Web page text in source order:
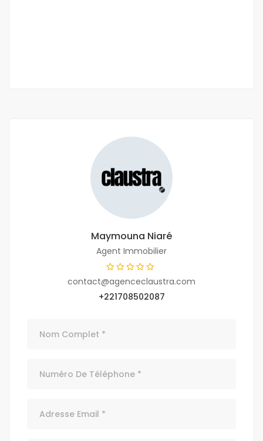
Maymouna Niaré
Agent Immobilier
contact@agenceclaustra.com
+221708502087